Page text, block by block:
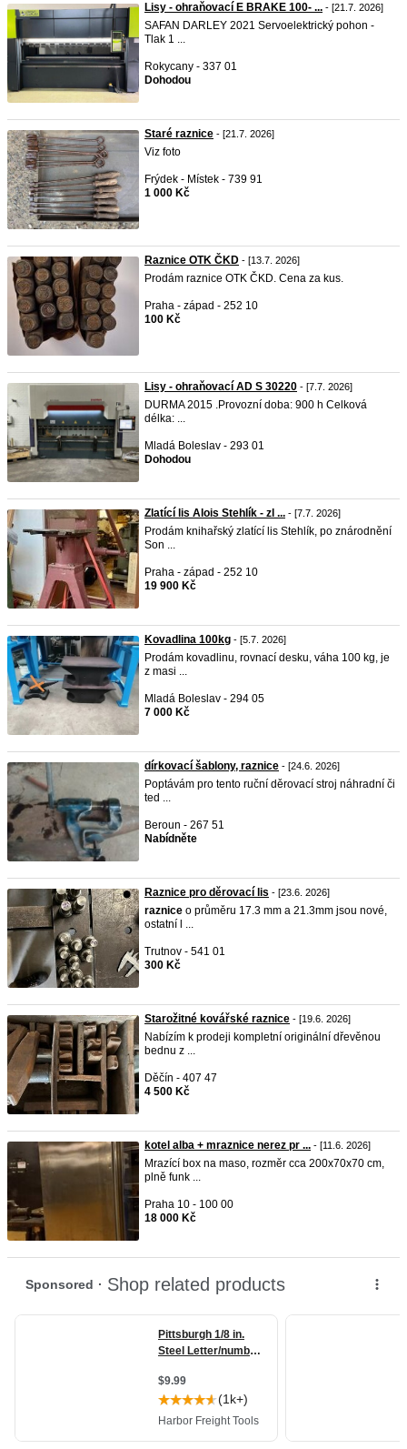
Lisy - ohraňovací E BRAKE 100- ... - [21.7. 2026]
SAFAN DARLEY 2021 Servoelektrický pohon -
Tlak 1 ...
Rokycany - 337 01
Dohodou
Staré raznice - [21.7. 2026]
Viz foto
Frýdek - Místek - 739 91
1 000 Kč
Raznice OTK ČKD - [13.7. 2026]
Prodám raznice OTK ČKD. Cena za kus.
Praha - západ - 252 10
100 Kč
Lisy - ohraňovací AD S 30220 - [7.7. 2026]
DURMA 2015 .Provozní doba: 900 h Celková
délka: ...
Mladá Boleslav - 293 01
Dohodou
Zlatící lis Alois Stehlík - zl ... - [7.7. 2026]
Prodám knihařský zlatící lis Stehlík, po znárodnění
Son ...
Praha - západ - 252 10
19 900 Kč
Kovadlina 100kg - [5.7. 2026]
Prodám kovadlinu, rovnací desku, váha 100 kg, je
z masi ...
Mladá Boleslav - 294 05
7 000 Kč
dírkovací šablony, raznice - [24.6. 2026]
Poptávám pro tento ruční děrovací stroj náhradní či
ted ...
Beroun - 267 51
Nabídněte
Raznice pro děrovací lis - [23.6. 2026]
raznice o průměru 17.3 mm a 21.3mm jsou nové,
ostatní l ...
Trutnov - 541 01
300 Kč
Starožitné kovářské raznice - [19.6. 2026]
Nabízím k prodeji kompletní originální dřevěnou
bednu z ...
Děčín - 407 47
4 500 Kč
kotel alba + mraznice nerez pr ... - [11.6. 2026]
Mrazící box na maso, rozměr cca 200x70x70 cm,
plně funk ...
Praha 10 - 100 00
18 000 Kč